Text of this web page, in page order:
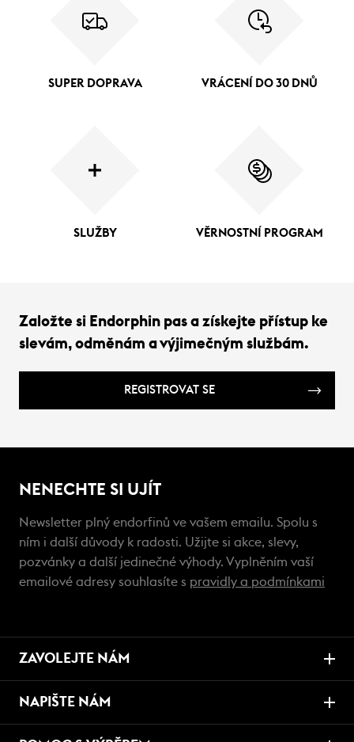
SUPER DOPRAVA VRÁCENÍ DO 30 DNŮ
SLUŽBY VĚRNOSTNÍ PROGRAM
Založte si Endorphin pas a získejte přístup ke
slevám, odměnám a výjimečným službám.
REGISTROVAT SE
NENECHTE SI UJÍT
Newsletter plný endorfinů ve vašem emailu. Spolu s
ním i další důvody k radosti. Užijte si akce, slevy,
pozvánky a další jedinečné výhody. Vyplněním vaší
emailové adresy souhlasíte s pravidly a podmínkami
ZAVOLEJTE NÁM
NAPIŠTE NÁM